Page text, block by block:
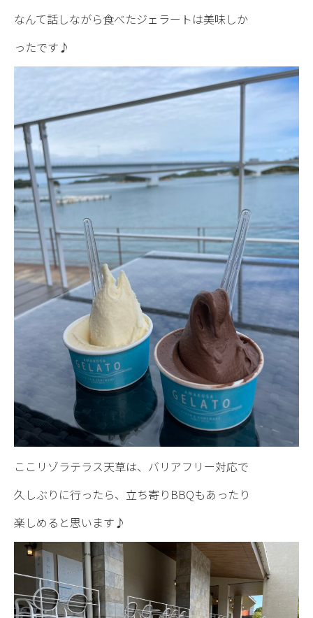
なんて話しながら食べたジェラートは美味しか
ったです♪
ここリゾラテラス天草は、バリアフリー対応で
久しぶりに行ったら、立ち寄りBBQもあったり
楽しめると思います♪